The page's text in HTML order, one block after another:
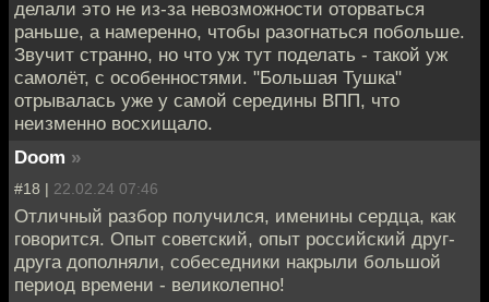
делали это не из-за невозможности оторваться
раньше, а намеренно, чтобы разогнаться побольше.
Звучит странно, но что уж тут поделать - такой уж
самолёт, с особенностями. "Большая Тушка"
отрывалась уже у самой середины ВПП, что
неизменно восхищало.
Doom »
#18 | 22.02.24 07:46
Отличный разбор получился, именины сердца, как
говорится. Опыт советский, опыт российский друг-
друга дополняли, собеседники накрыли большой
период времени - великолепно!